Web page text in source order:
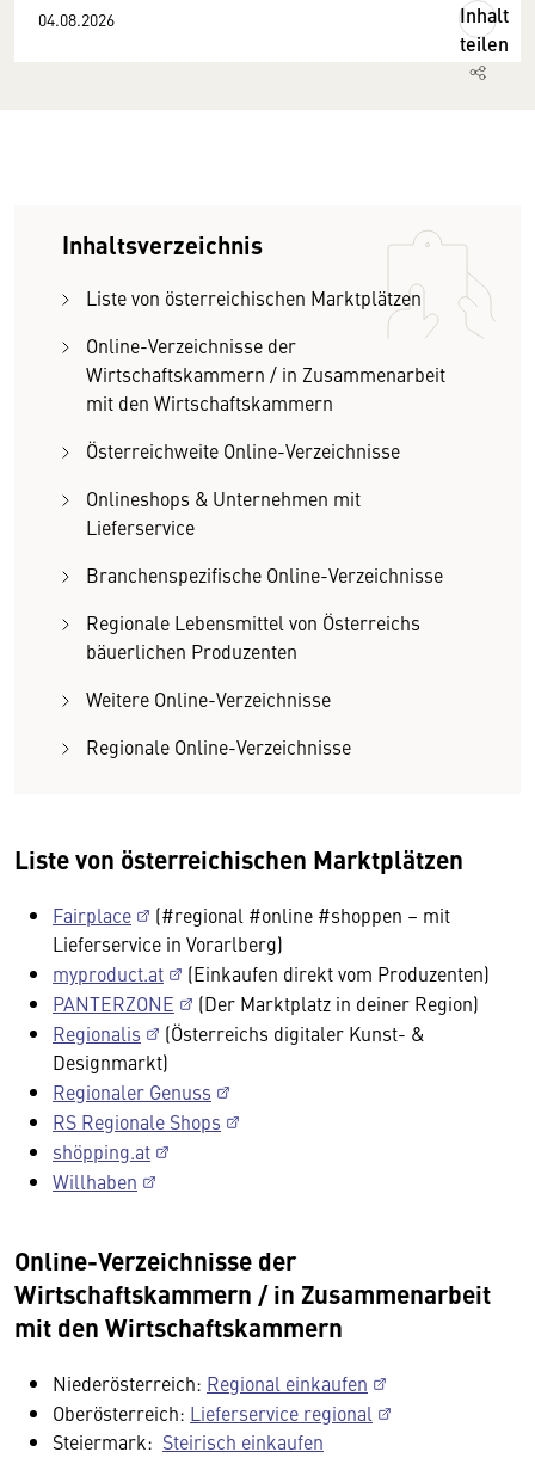
04.08.2026
Inhalt
teilen
Inhaltsverzeichnis
Liste von österreichischen Marktplätzen
Online-Verzeichnisse der
Wirtschaftskammern / in Zusammenarbeit
mit den Wirtschaftskammern
Österreichweite Online-Verzeichnisse
Onlineshops & Unternehmen mit
Lieferservice
Branchenspezifische Online-Verzeichnisse
Regionale Lebensmittel von Österreichs
bäuerlichen Produzenten
Weitere Online-Verzeichnisse
Regionale Online-Verzeichnisse
Liste von österreichischen Marktplätzen
Fairplace
(#regional #online #shoppen – mit
Lieferservice in Vorarlberg)
myproduct.at
(Einkaufen direkt vom Produzenten)
PANTERZONE
(Der Marktplatz in deiner Region)
Regionalis
(Österreichs digitaler Kunst- &
Designmarkt)
Regionaler Genuss
RS Regionale Shops
shöpping.at
Willhaben
Online-Verzeichnisse der
Wirtschaftskammern / in Zusammenarbeit
mit den Wirtschaftskammern
Niederösterreich: Regional einkaufen
Oberösterreich: Lieferservice regional
Steiermark: Steirisch einkaufen